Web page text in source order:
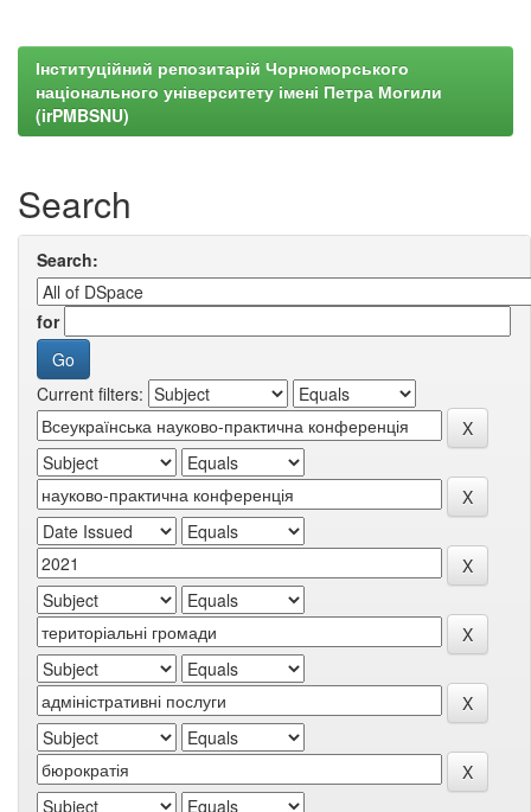
Інституційний репозитарій Чорноморського
національного університету імені Петра Могили
(irPMBSNU)
Search
Search:
for
Current filters: